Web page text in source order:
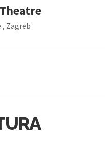
Zagreb